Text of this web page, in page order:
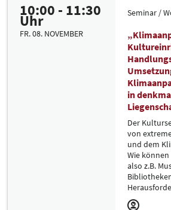
10:00 - 11:30
Uhr
FR. 08. NOVEMBER
Seminar /
in
Der
von
und dem
Wie
also z.B.